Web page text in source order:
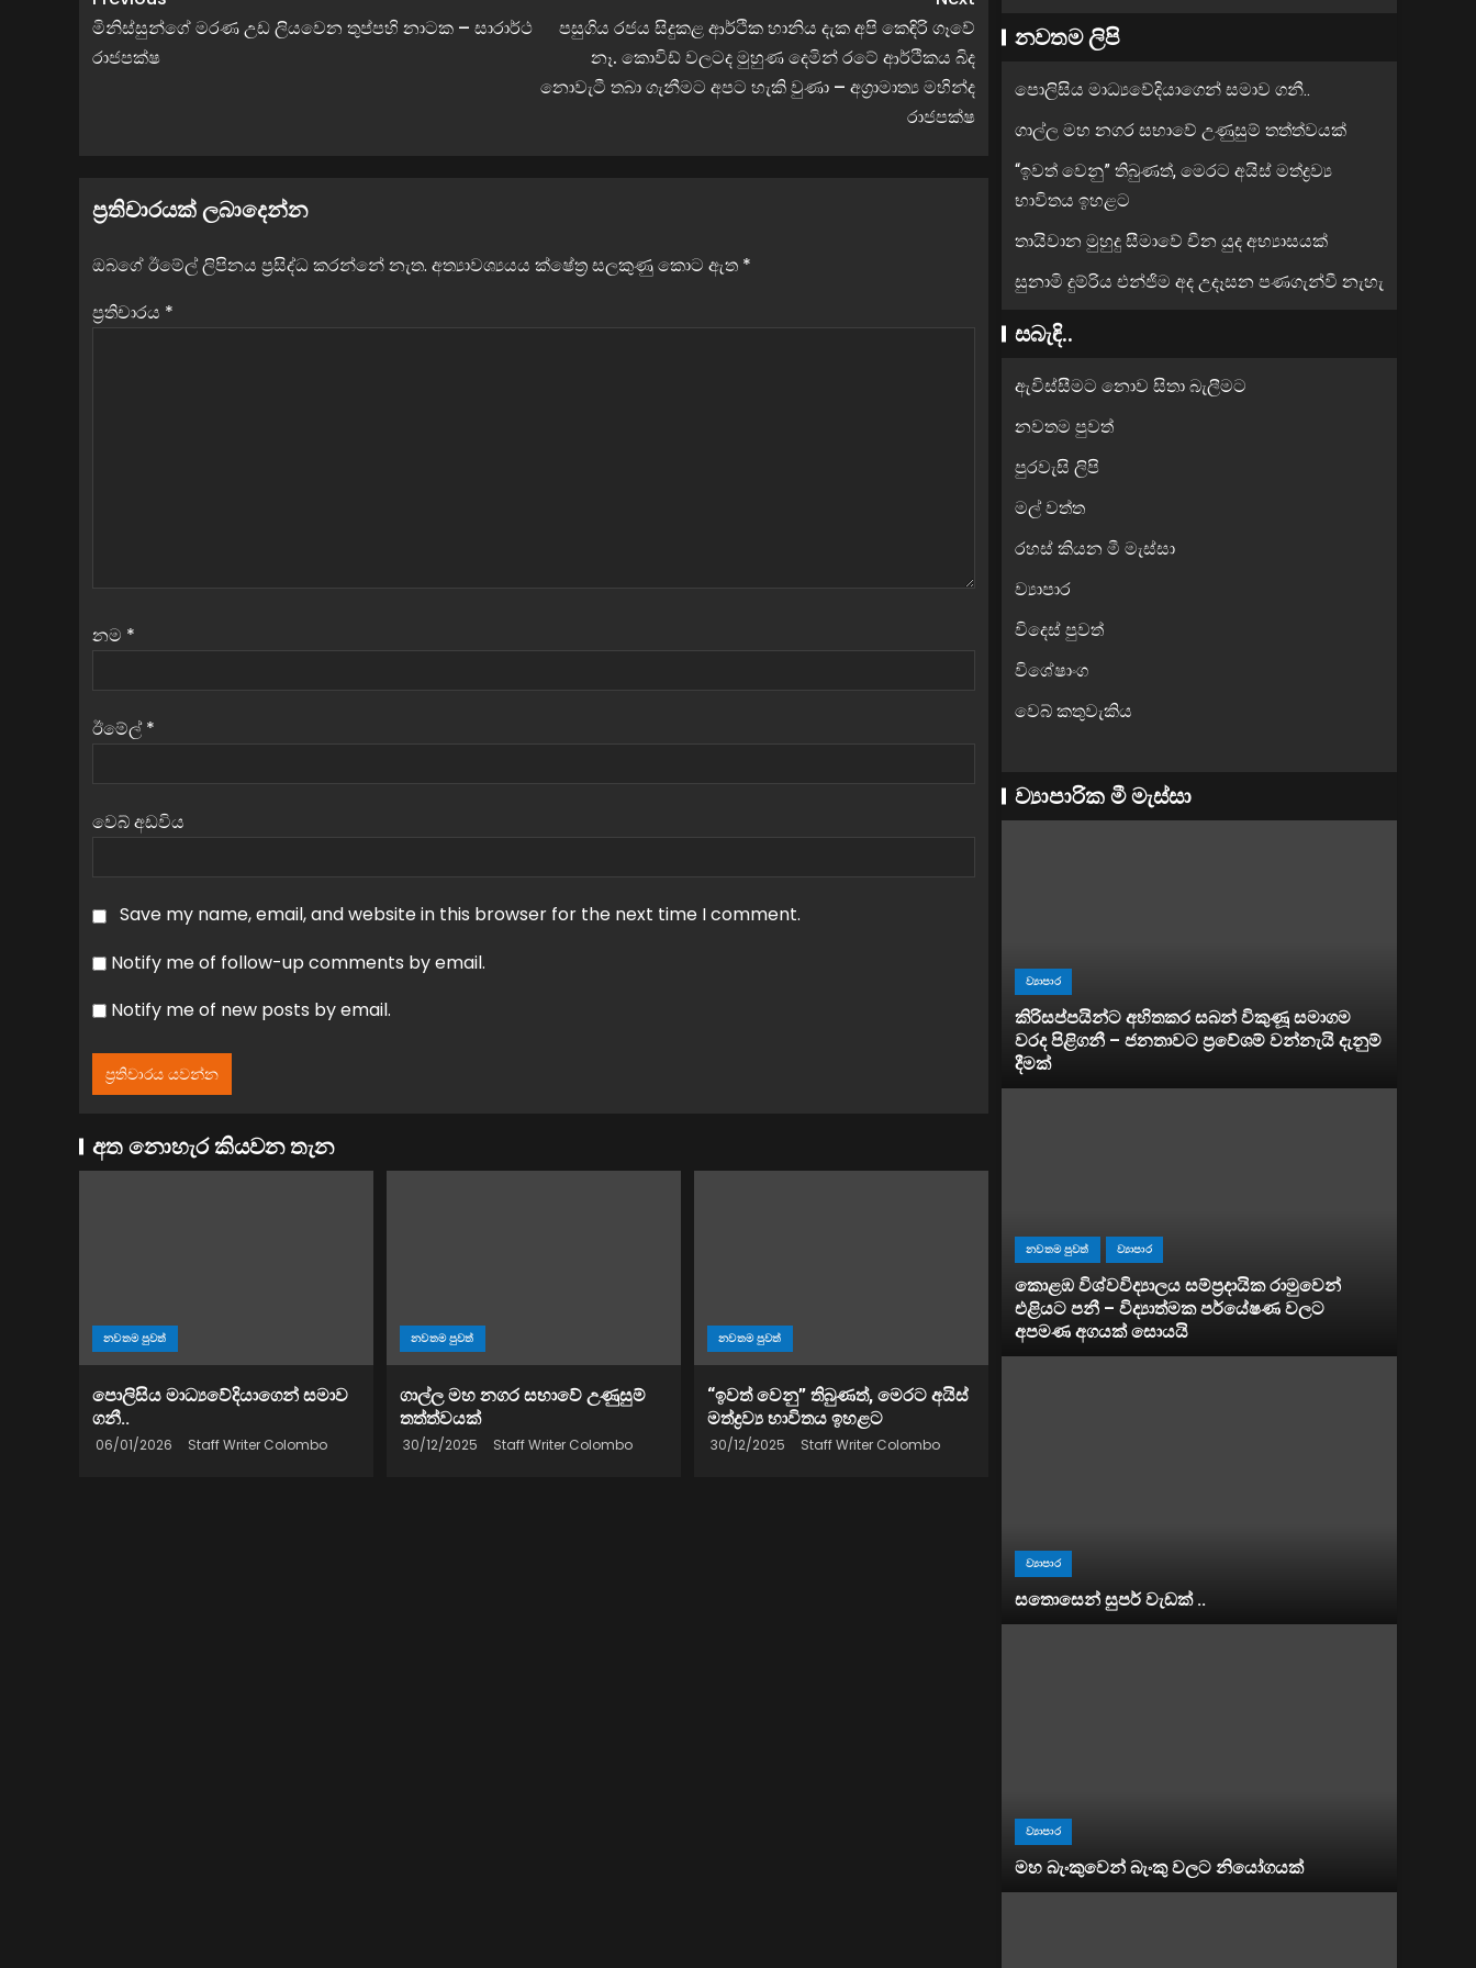
මිනිස්සුන්ගේ මරණ උඩ ලියවෙන තුප්පහි නාටක – සාරාර්ථ
රාජපක්ෂ
පසුගිය රජය සිදුකළ ආර්ථික හානිය දැක අපි කෙඳිරි ගෑවේ
නෑ. කොවිඩ් වලටද මුහුණ දෙමින් රටේ ආර්ථිකය බිද
නොවැටී තබා ගැනීමට අපට හැකි වුණා – අග්‍රාමාත්‍ය මහින්ද
රාජපක්ෂ
ප්‍රතිචාරයක් ලබාදෙන්න
ඔබගේ ඊමේල් ලිපිනය ප්‍රසිද්ධ කරන්නේ නැත. අත්‍යාවශ්‍යයය ක්ෂේත්‍ර සලකුණු කොට ඇත *
ප්‍රතිචාරය *
නම *
ඊමේල් *
වෙබ් අඩවිය
Save my name, email, and website in this browser for the next time I comment.
Notify me of follow-up comments by email.
Notify me of new posts by email.
අත නොහැර කියවන තැන
නවතම පුවත්
පොලිසිය මාධ්‍යවේදියාගෙන් සමාව
ගනී..
06/01/2026 Staff Writer Colombo
නවතම පුවත්
ගාල්ල මහ නගර සභාවේ උණුසුම්
තත්ත්වයක්
30/12/2025 Staff Writer Colombo
නවතම පුවත්
“ඉවත් වෙනු” තිබුණත්, මෙරට අයිස්
මත්ද්‍රව්‍ය භාවිතය ඉහළට
30/12/2025 Staff Writer Colombo
නවතම ලිපි
පොලිසිය මාධ්‍යවේදියාගෙන් සමාව ගනී..
ගාල්ල මහ නගර සභාවේ උණුසුම් තත්ත්වයක්
“ඉවත් වෙනු” තිබුණත්, මෙරට අයිස් මත්ද්‍රව්‍ය
භාවිතය ඉහළට
තායිවාන මුහුදු සීමාවේ චීන යුද අභ්‍යාසයක්
සුනාමි දුම්රිය එන්ජිම අද උදෑසන පණගැන්වී නැහැ
සබැඳි..
ඇවිස්සීමට නොව සිතා බැලීමට
නවතම පුවත්
පුරවැසි ලිපි
මල් වත්ත
රහස් කියන මී මැස්සා
ව්‍යාපාර
විදෙස් පුවත්
විශේෂාංග
වෙබ් කතුවැකිය
ව්‍යාපාරික මී මැස්සා
ව්‍යාපාර
කිරිසප්පයින්ට අහිතකර සබන් විකුණූ සමාගම
වරද පිළිගනී – ජනතාවට ප්‍රවේශම් වන්නැයි දැනුම්
දීමක්
නවතම පුවත් ව්‍යාපාර
කොළඹ විශ්වවිද්‍යාලය සම්ප්‍රදායික රාමුවෙන්
එළියට පනී – විද්‍යාත්මක පර්යේෂණ වලට
අපමණ අගයක් සොයයි
ව්‍යාපාර
සතොසෙන් සුපර් වැඩක් ..
ව්‍යාපාර
මහ බැංකුවෙන් බැංකු වලට නියෝගයක්